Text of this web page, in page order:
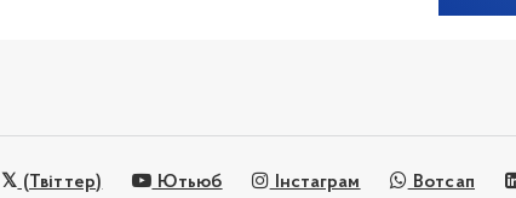
(Твіттер) Ютьюб Інстаграм Вотсап